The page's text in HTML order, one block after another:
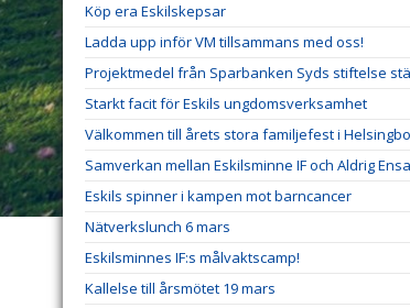
Köp era Eskilskepsar
Ladda upp inför VM tillsammans med oss!
Projektmedel från Sparbanken Syds stiftelse
Starkt facit för Eskils ungdomsverksamhet
Välkommen till årets stora familjefest i
Samverkan mellan Eskilsminne IF och Aldrig
Eskils spinner i kampen mot barncancer
Nätverkslunch 6 mars
Eskilsminnes IF:s målvaktscamp!
Kallelse till årsmötet 19 mars